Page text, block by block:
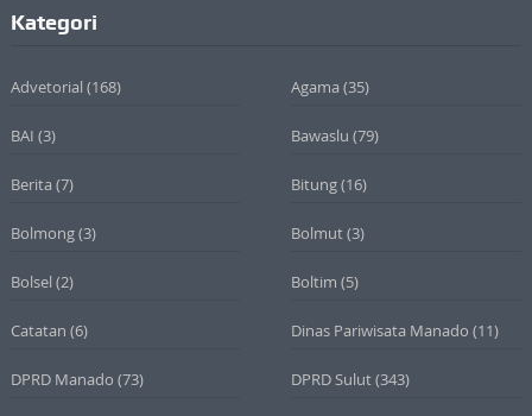
Kategori
Advetorial (168) Agama (35)
BAI (3) Bawaslu (79)
Berita (7) Bitung(16)
Bolmong(3) Bolmut(3)
Bolsel (2) Boltim (5)
Catatan (6) Dinas Pariwisata Manado (11)
DPRD Manado (73) DPRD Sulut(343)